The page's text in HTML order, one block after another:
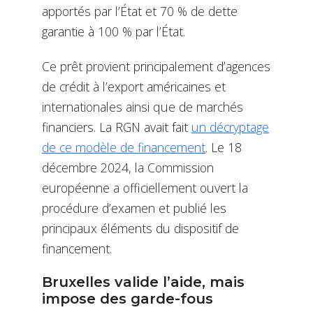
apportés par l’État et 70 % de dette
garantie à 100 % par l’État.
Ce prêt provient principalement d’agences
de crédit à l’export américaines et
internationales ainsi que de marchés
financiers. La RGN avait fait un décryptage
de ce modèle de financement. Le 18
décembre 2024, la Commission
européenne a officiellement ouvert la
procédure d’examen et publié les
principaux éléments du dispositif de
financement.
Bruxelles valide l’aide, mais
impose des garde-fous